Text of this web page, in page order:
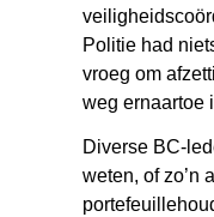
Politie had
vroeg om
weg ernaartoe
Diverse BC-
weten, of zo’n